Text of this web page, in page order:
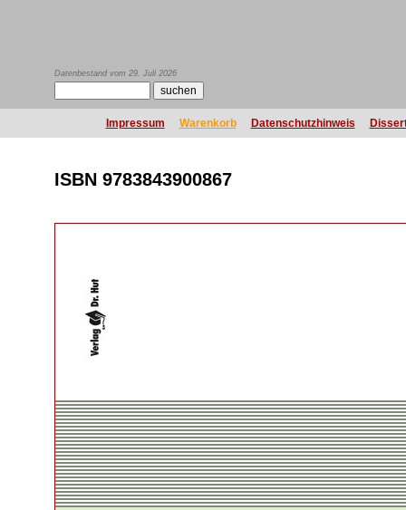
Datenbestand vom 29. Juli 2026
Impressum Warenkorb Datenschutzhinweis
ISBN 9783843900867